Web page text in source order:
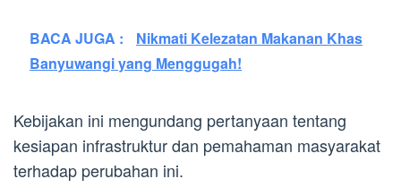
BACA JUGA :
Nikmati Kelezatan Makanan Khas
Banyuwangi yang Menggugah!
Kebijakan ini mengundang pertanyaan tentang
kesiapan infrastruktur dan pemahaman masyarakat
terhadap perubahan ini.